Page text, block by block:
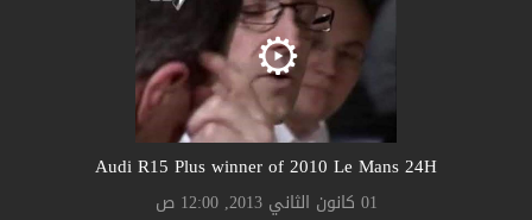
Audi R15 Plus winner of 2010 Le Mans 24H
01 كانون الثاني 2013, 12:00 ص